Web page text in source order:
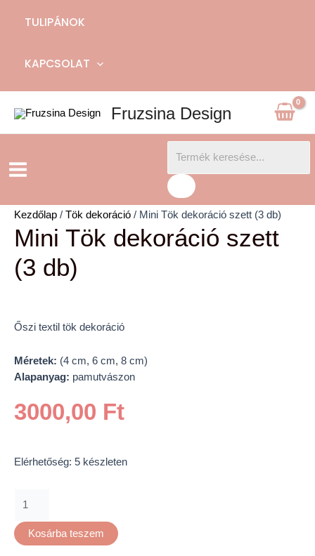
TULIPÁNOK
KAPCSOLAT
Fruzsina Design
Menu
Products
search
Kezdőlap / Tök dekoráció / Mini Tök dekoráció szett (3 db)
Mini Tök dekoráció szett
(3 db)
Őszi textil tök dekoráció
Méretek: (4 cm, 6 cm, 8 cm)
Alapanyag: pamutvászon
3000,00 Ft
Elérhetőség: 5 készleten
Kosárba teszem